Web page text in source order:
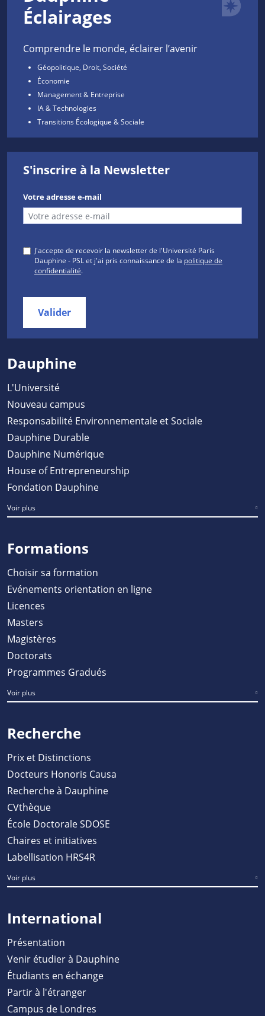
Éclairages
Comprendre le monde, éclairer l’avenir
Géopolitique, Droit, Société
Économie
Management & Entreprise
IA & Technologies
Transitions Écologique & Sociale
S'inscrire à la Newsletter
Votre adresse e-mail
J'accepte de recevoir la newsletter de l'Université Paris
Dauphine - PSL et j'ai pris connaissance de la politique de
confidentialité.
Valider
Dauphine
L'Université
Nouveau campus
Responsabilité Environnementale et Sociale
Dauphine Durable
Dauphine Numérique
House of Entrepreneurship
Fondation Dauphine
Voir plus
Formations
Choisir sa formation
Evénements orientation en ligne
Licences
Masters
Magistères
Doctorats
Programmes Gradués
Voir plus
Recherche
Prix et Distinctions
Docteurs Honoris Causa
Recherche à Dauphine
CVthèque
École Doctorale SDOSE
Chaires et initiatives
Labellisation HRS4R
Voir plus
International
Présentation
Venir étudier à Dauphine
Étudiants en échange
Partir à l'étranger
Campus de Londres